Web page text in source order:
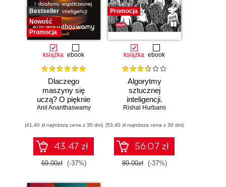
Bestseller
Nowość
Promocja
książka ebook
Dlaczego
maszyny się
uczą? O pięknie
matematyki i
współczesnej
sztucznej
inteligencji
Anil Ananthaswamy
(41,40 zł najniższa cena z 30 dni)
43.47 zł
69.00zł (-37%)
Promocja
książka ebook
Algorytmy
sztucznej
inteligencji.
Ilustrowany
Rishal Hurbans
(53,40 zł najniższa cena z 30 dni)
56.07 zł
89.00zł (-37%)